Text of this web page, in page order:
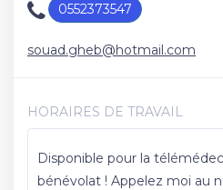
0552373547
souad.gheb@hotmail.com
HORAIRES DE TRAVAIL
Disponible pour la
bénévolat ! Appelez moi au